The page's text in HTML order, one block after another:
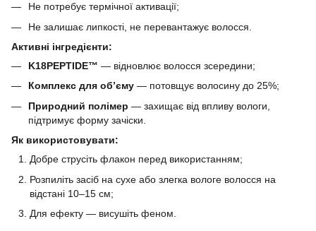
Не потребує термічної активації;
Не залишає липкості, не перевантажує волосся.
Активні інгредієнти:
K18PEPTIDE™ — відновлює волосся зсередини;
Комплекс для об’єму — потовщує волосину до 25%;
Природний полімер — захищає від впливу вологи,
підтримує форму зачіски.
Як використовувати:
Добре струсіть флакон перед використанням;
Розпиліть засіб на сухе або злегка вологе волосся на
відстані 10–15 см;
Для ефекту — висушіть феном.